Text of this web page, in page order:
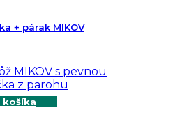
+ párak MIKOV
košíka